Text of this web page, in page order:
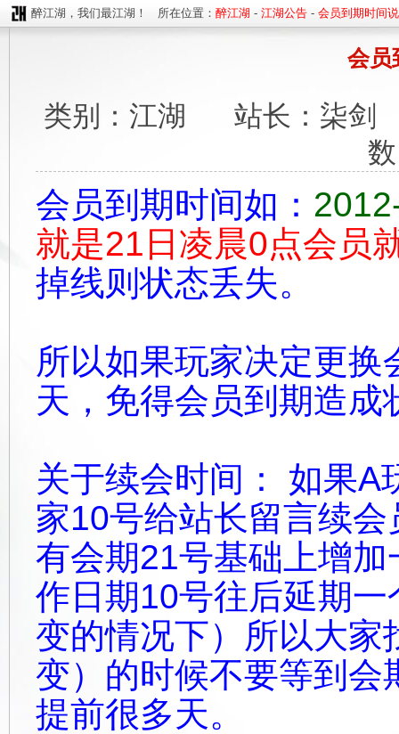
醉江湖，我们最江湖！ 所在位置： 醉江湖 - 江湖公告 - 会员到期时间
会员
类别：江湖 站长：柒
会员到期时间如：
就是21日凌晨0点会员
掉线则状态丢失。
所以如果玩家决定更
天，免得会员到期造成
关于续会时间： 如果A
家10号给站长留言续
有会期21号基础上增
作日期10号往后延期
变的情况下）所以大家
变）的时候不要等到会
提前很多天。